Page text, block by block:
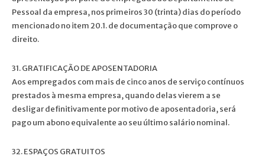
Pessoal da empresa, nos primeiros 30 (trinta) dias do período
mencionado no item 20.1. de documentação que comprove o
direito.
31. GRATIFICAÇÃO DE APOSENTADORIA
Aos empregados com mais de cinco anos de serviço contínuos
prestados à mesma empresa, quando delas vierem a se
desligar definitivamente por motivo de aposentadoria, será
pago um abono equivalente ao seu último salário nominal.
32. ESPAÇOS GRATUITOS